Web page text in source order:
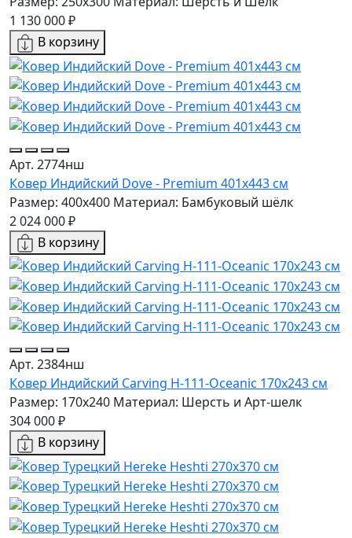
1 130 000 ₽
В корзину
Арт. 2774нш
Ковер Индийский Dove - Premium 401x443 см
Размер: 400x400 Материал: Бамбуковый шёлк
2 024 000 ₽
В корзину
Арт. 2384нш
Ковер Индийский Carving H-111-Oceanic 170x243 см
Размер: 170x240 Материал: Шерсть и Арт-шелк
304 000 ₽
В корзину